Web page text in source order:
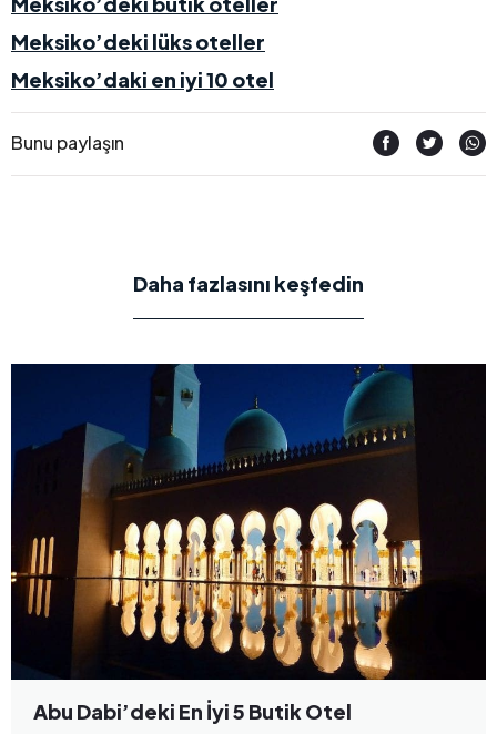
Meksiko’deki lüks oteller
Meksiko’daki en iyi 10 otel
Bunu paylaşın
Daha fazlasını keşfedin
Abu Dabi’deki En İyi 5 Butik Otel